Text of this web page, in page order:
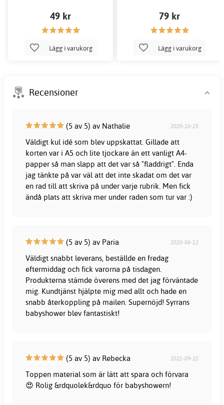
49 kr
Lägg i varukorg
79 kr
Lägg i varukorg
Recensioner
(5 av 5) av Nathalie 2020-10-25
Väldigt kul idé som blev uppskattat. Gillade att
korten var i A5 och lite tjockare än ett vanligt A4-
papper så man slapp att det var så "fladdrigt". Enda
jag tänkte på var väl att det inte skadat om det var
en rad till att skriva på under varje rubrik. Men fick
ändå plats att skriva mer under raden som tur var :)
(5 av 5) av Paria 2020-06-12
Väldigt snabbt leverans, beställde en fredag
eftermiddag och fick varorna på tisdagen.
Produkterna stämde överens med det jag förväntade
mig. Kundtjänst hjälpte mig med allt och hade en
snabb återkoppling på mailen. Supernöjd! Syrrans
babyshower blev fantastiskt!
(5 av 5) av Rebecka 2021-09-22
Toppen material som är lätt att spara och förvara
😍 Rolig &rdquolek&rdquo för babyshowern!